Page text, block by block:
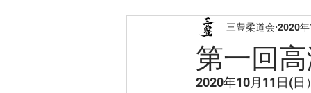
第一回
三豊柔道会 2020
2020年10月11日(日